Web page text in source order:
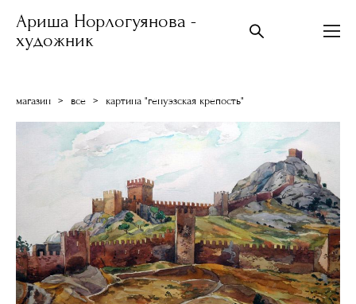
Ариша Норлогуянова -
художник
магазин > все > картина "генуэзская крепость"